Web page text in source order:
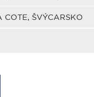
ŠVÝCARSKO